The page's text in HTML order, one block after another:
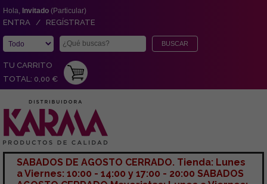
Hola, Invitado (Particular)
ENTRA / REGÍSTRATE
TU CARRITO
TOTAL: 0,00 €
SABADOS DE AGOSTO CERRADO. Tienda: Lunes
a Viernes: 10:00 - 14:00 y 17:00 - 20:00 SABADOS